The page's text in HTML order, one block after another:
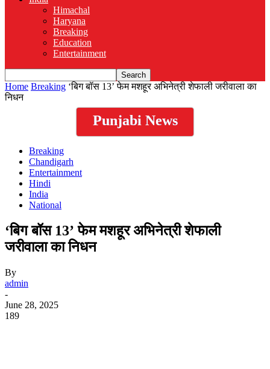
Himachal
Haryana
Breaking
Education
Entertainment
Home Breaking ‘बिग बॉस 13’ फेम मशहूर अभिनेत्री शेफाली जरीवाला का
निधन
Punjabi News
Breaking
Chandigarh
Entertainment
Hindi
India
National
‘बिग बॉस 13’ फेम मशहूर अभिनेत्री शेफाली
जरीवाला का निधन
By
admin
-
June 28, 2025
189